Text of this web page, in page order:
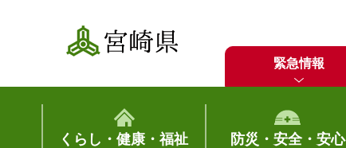
宮崎県
緊急情報
くらし・健康・福祉 防災・安全・安心